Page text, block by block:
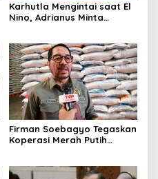
Karhutla Mengintai saat El
Nino, Adrianus Minta
Firman Soebagyo Tegaskan
Koperasi Merah Putih
Bersubsidi